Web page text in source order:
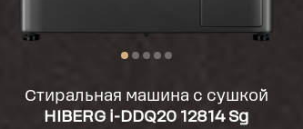
Стиральная машина с сушкой
HIBERG i-DDQ20 12814 Sg